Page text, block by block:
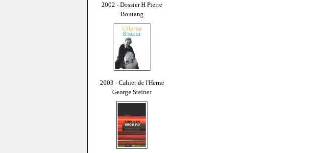
2002 - Dossier H Pierre
Boutang
2003 - Cahier de l'Herne
George Steiner